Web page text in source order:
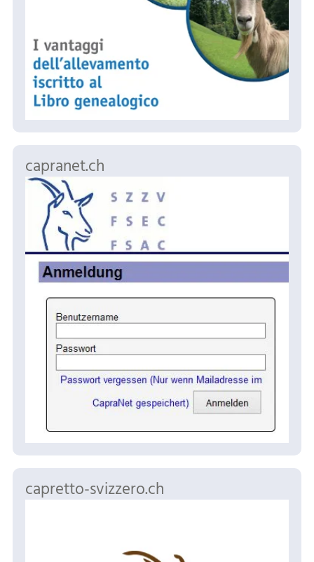
capranet.ch
capretto-svizzero.ch